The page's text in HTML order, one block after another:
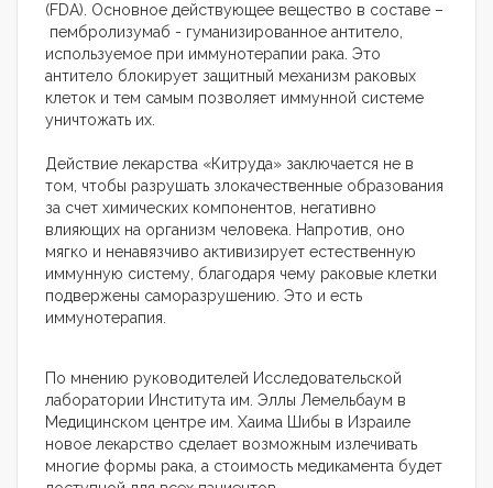
(FDA). Основное действующее вещество в составе –
пембролизумаб - гуманизированное антитело,
используемое при иммунотерапии рака. Это
антитело блокирует защитный механизм раковых
клеток и тем самым позволяет иммунной системе
уничтожать их.
Действие лекарства «Китруда» заключается не в
том, чтобы разрушать злокачественные образования
за счет химических компонентов, негативно
влияющих на организм человека. Напротив, оно
мягко и ненавязчиво активизирует естественную
иммунную систему, благодаря чему раковые клетки
подвержены саморазрушению. Это и есть
иммунотерапия.
По мнению руководителей Исследовательской
лаборатории Института им. Эллы Лемельбаум в
Медицинском центре им. Хаима Шибы в Израиле
новое лекарство сделает возможным излечивать
многие формы рака, а стоимость медикамента будет